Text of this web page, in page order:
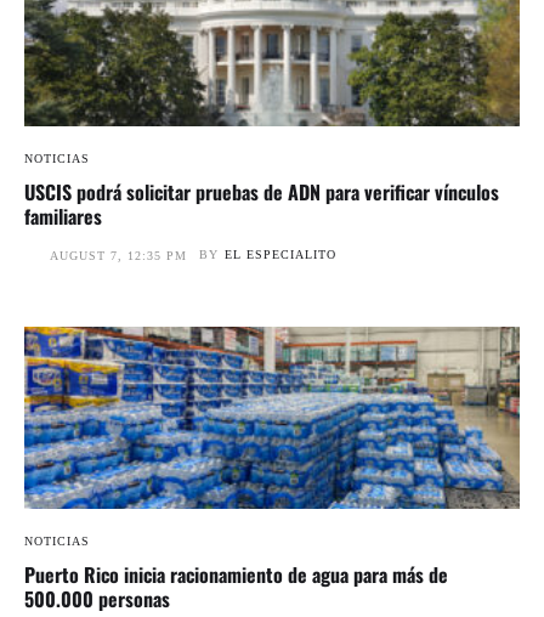
NOTICIAS
USCIS podrá solicitar pruebas de ADN para verificar vínculos
familiares
AUGUST 7, 12:35 PM BY EL ESPECIALITO
NOTICIAS
Puerto Rico inicia racionamiento de agua para más de
500.000 personas